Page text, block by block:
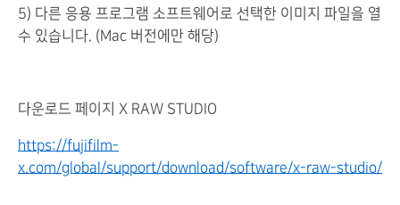
5) 다른 응용 프로그램 소프트웨어로 선택한 이미지 파일을 열
수 있습니다. (Mac 버전에만 해당)
다운로드 페이지 X RAW STUDIO
https://fujifilm-
x.com/global/support/download/software/x-raw-studio/